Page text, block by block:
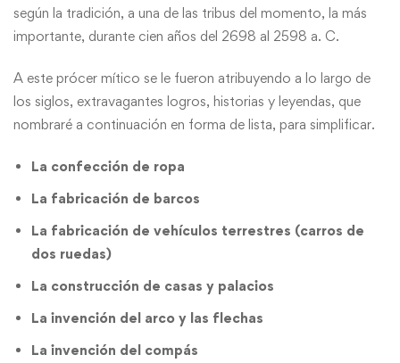
según la tradición, a una de las tribus del momento, la más
importante, durante cien años del 2698 al 2598 a. C.
A este prócer mítico se le fueron atribuyendo a lo largo de
los siglos, extravagantes logros, historias y leyendas, que
nombraré a continuación en forma de lista, para simplificar.
La confección de ropa
La fabricación de barcos
La fabricación de vehículos terrestres (carros de
dos ruedas)
La construcción de casas y palacios
La invención del arco y las flechas
La invención del compás